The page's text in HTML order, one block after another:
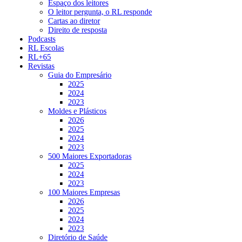
Espaço dos leitores
O leitor pergunta, o RL responde
Cartas ao diretor
Direito de resposta
Podcasts
RL Escolas
RL+65
Revistas
Guia do Empresário
2025
2024
2023
Moldes e Plásticos
2026
2025
2024
2023
500 Maiores Exportadoras
2025
2024
2023
100 Maiores Empresas
2026
2025
2024
2023
Diretório de Saúde